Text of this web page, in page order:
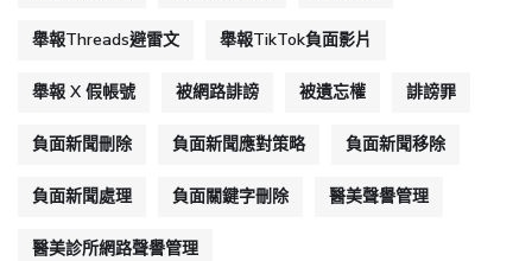
舉報Threads避雷文 舉報TikTok負面影片
舉報 X 假帳號 被網路誹謗 被遺忘權 誹謗罪
負面新聞刪除 負面新聞應對策略 負面新聞移除
負面新聞處理 負面關鍵字刪除 醫美聲譽管理
醫美診所網路聲譽管理